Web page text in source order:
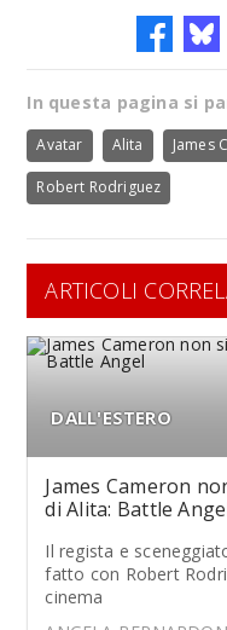
In questa pagina si
Avatar Alita James
Robert Rodriguez
ARTICOLI
DALL'ESTERO
James Cameron
di Alita: Battle
Il regista e
fatto con Robert
cinema